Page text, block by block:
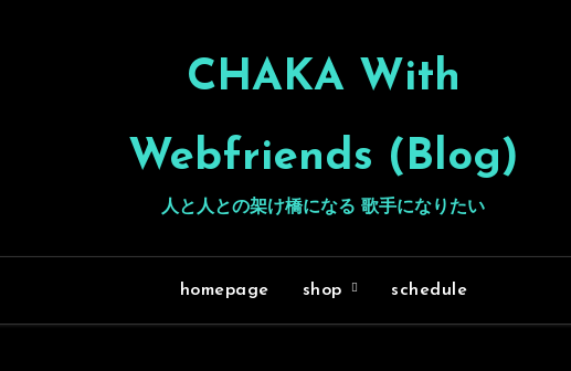
CHAKA With
Webfriends (Blog)
人と人との架け橋になる 歌手になりたい
homepage shop schedule